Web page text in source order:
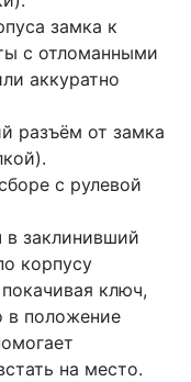
замка к
с отломанными
аккуратно
разъём от замка
с рулевой
в заклинивший
корпусу
ключ,
в положение
на место.